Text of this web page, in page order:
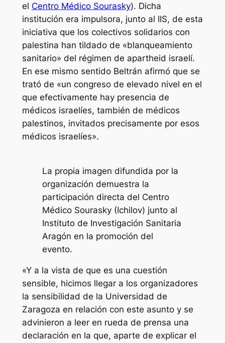
el Centro Médico Sourasky). Dicha
institución era impulsora, junto al IIS, de esta
iniciativa que los colectivos solidarios con
palestina han tildado de «blanqueamiento
sanitario» del régimen de apartheid israelí.
En ese mismo sentido Beltrán afirmó que se
trató de «un congreso de elevado nivel en el
que efectivamente hay presencia de
médicos israelíes, también de médicos
palestinos, invitados precisamente por esos
médicos israelíes».
La propia imagen difundida por la
organización demuestra la
participación directa del Centro
Médico Sourasky (Ichilov) junto al
Instituto de Investigación Sanitaria
Aragón en la promoción del
evento.
«Y a la vista de que es una cuestión
sensible, hicimos llegar a los organizadores
la sensibilidad de la Universidad de
Zaragoza en relación con este asunto y se
advinieron a leer en rueda de prensa una
declaración en la que, aparte de explicar el